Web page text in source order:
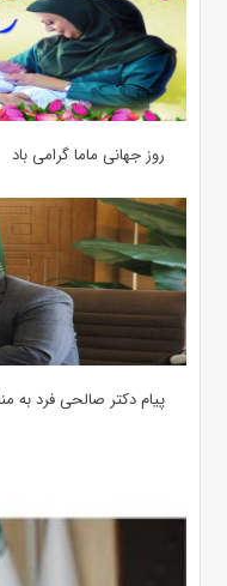
روز جهانی ماما گرامی باد
پیام دکتر صالحی فرد به